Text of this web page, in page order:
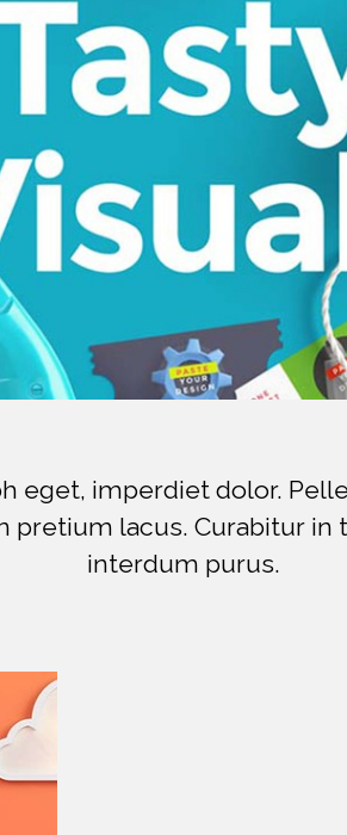
eget, imperdiet dolor.
pretium lacus. Curabitur
interdum purus.